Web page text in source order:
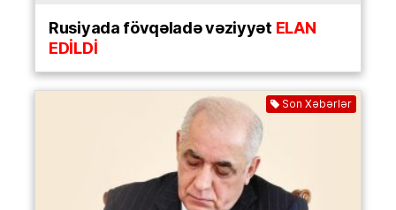
Rusiyada fövqəladə vəziyyət ELAN
EDİLDİ
Son Xəbərlər